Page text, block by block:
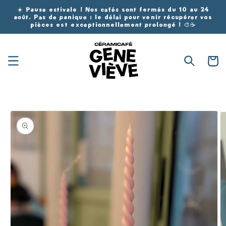
passer
au
contenu
☀️ Pause estivale ! Nos cafés sont fermés du 10 au 24
août. Pas de panique : le délai pour venir récupérer vos
pièces est exceptionnellement prolongé ! 🎨☕
Panier
informations
produits